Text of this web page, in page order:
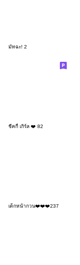
มัทฉะ! 2
ชีคกี้ เกิร์ล ❤️ 82
เด็กหน้ากวน❤️❤️❤️237